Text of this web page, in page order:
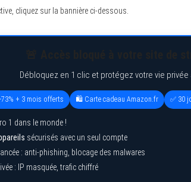
cliquez sur la bannière ci-dessous.
Débloquez en 1 clic et protégez votre vie privée
73% + 3 mois offerts 🛍️ Carte cadeau Amazon.fr ✅ 30
1 dans le monde !
sécurisés avec un seul compte
: anti-phishing, blocage des malwares
: IP masquée, trafic chiffré